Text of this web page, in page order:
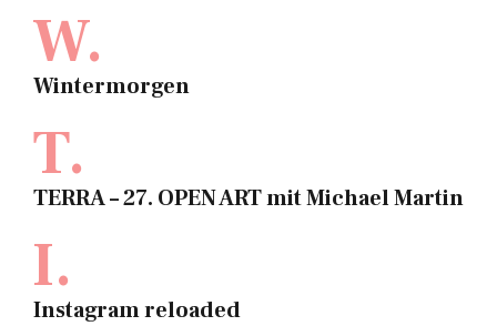
W.
Wintermorgen
T.
TERRA – 27. OPEN ART mit Michael Martin
I.
Instagram reloaded